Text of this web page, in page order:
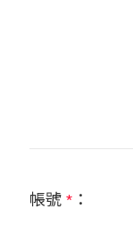
帳號 * ：